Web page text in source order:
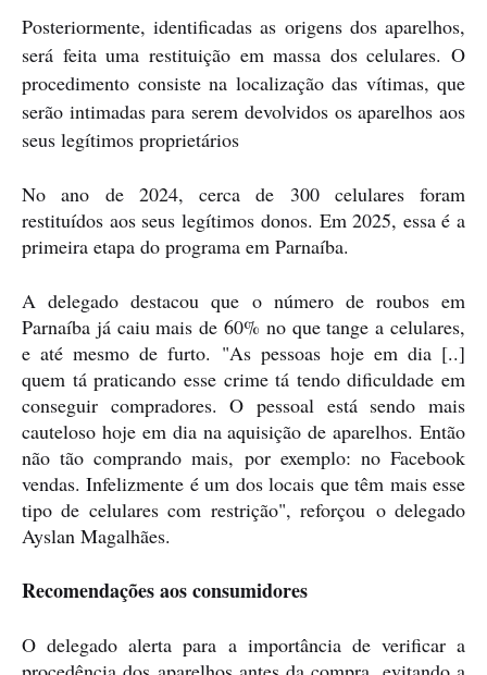
Posteriormente, identificadas as origens dos aparelhos,
será feita uma restituição em massa dos celulares. O
procedimento consiste na localização das vítimas, que
serão intimadas para serem devolvidos os aparelhos aos
seus legítimos proprietários
No ano de 2024, cerca de 300 celulares foram
restituídos aos seus legítimos donos. Em 2025, essa é a
primeira etapa do programa em Parnaíba.
A delegado destacou que o número de roubos em
Parnaíba já caiu mais de 60% no que tange a celulares,
e até mesmo de furto. "As pessoas hoje em dia [..]
quem tá praticando esse crime tá tendo dificuldade em
conseguir compradores. O pessoal está sendo mais
cauteloso hoje em dia na aquisição de aparelhos. Então
não tão comprando mais, por exemplo: no Facebook
vendas. Infelizmente é um dos locais que têm mais esse
tipo de celulares com restrição", reforçou o delegado
Ayslan Magalhães.
Recomendações aos consumidores
O delegado alerta para a importância de verificar a